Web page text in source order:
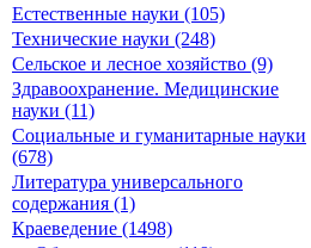
Естественные науки (105)
Технические науки (248)
Сельское и лесное хозяйство (9)
Здравоохранение. Медицинские
науки (11)
Социальные и гуманитарные науки
(678)
Литература универсального
содержания (1)
Краеведение (1498)